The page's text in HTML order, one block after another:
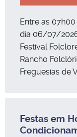
Entre as
dia 06/07/
Festival
Rancho
Freguesias de
Festas em